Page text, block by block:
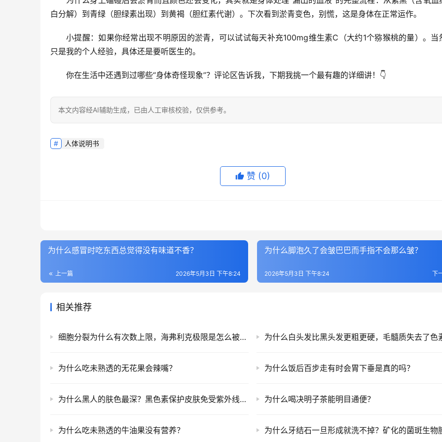
白分解）到青绿（胆绿素出现）到黄褐（胆红素代谢）。下次看到淤青变色，别慌，这是身体在正常运作。
小提醒 ：如果你经常出现不明原因的淤青，可以试试每天补充100mg维生素C（大约1个猕猴桃的量）。当
只是我的个人经验，具体还是要听医生的。
你在生活中还遇到过哪些“身体奇怪现象”？评论区告诉我，下期我挑一个最有趣的详细讲！👇
本文内容经AI辅助生成，已由人工审核校验，仅供参考。
人体说明书
赞 (0)
为什么感冒时吃东西总觉得没有味道不香？
上一篇 2026年5月3日 下午8:24
为什么脚泡久了会皱巴巴而手指不会那么皱？
下
2026年5月3日 下午8:24
相关推荐
细胞分裂为什么有次数上限，海弗利克极限是怎么被发现的
为什么吃未熟透的无花果会辣嘴？ 为什么饭后百步走有时会胃下垂是真的吗？
为什么黑人的肤色最深？黑色素保护皮肤免受紫外线伤害 为什么喝决明子茶能明目通便？
为什么吃未熟透的牛油果没有营养？